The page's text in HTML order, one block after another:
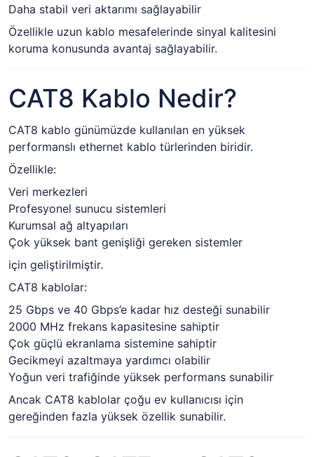
Daha stabil veri aktarımı sağlayabilir
Özellikle uzun kablo mesafelerinde sinyal kalitesini
koruma konusunda avantaj sağlayabilir.
CAT8 Kablo Nedir?
CAT8 kablo günümüzde kullanılan en yüksek
performanslı ethernet kablo türlerinden biridir.
Özellikle:
Veri merkezleri
Profesyonel sunucu sistemleri
Kurumsal ağ altyapıları
Çok yüksek bant genişliği gereken sistemler
için geliştirilmiştir.
CAT8 kablolar:
25 Gbps ve 40 Gbps’e kadar hız desteği sunabilir
2000 MHz frekans kapasitesine sahiptir
Çok güçlü ekranlama sistemine sahiptir
Gecikmeyi azaltmaya yardımcı olabilir
Yoğun veri trafiğinde yüksek performans sunabilir
Ancak CAT8 kablolar çoğu ev kullanıcısı için
gereğinden fazla yüksek özellik sunabilir.